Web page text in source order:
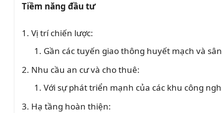
Tiềm năng đầu tư
Vị trí chiến lược:
Gần các tuyến giao thông huyết mạch và
Nhu cầu an cư và cho thuê:
Với sự phát triển mạnh của các khu công
Hạ tầng hoàn thiện: